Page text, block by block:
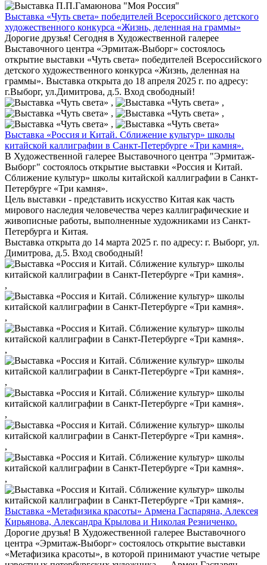
Выставка «Чуть света» победителей Всероссийского детского
художественного конкурса «Жизнь, деленная на граммы»
Дорогие друзья! Сегодня в Художественной галерее
Выставочного центра «Эрмитаж-Выборг» состоялось
открытие выставки «Чуть света» победителей Всероссийского
детского художественного конкурса «Жизнь, деленная на
граммы». Выставка открыта до 18 апреля 2025 г. по адресу:
г.Выборг, ул.Димитрова, д.5. Вход свободный!
,
,
,
,
,
Выставка «Россия и Китай. Сближение культур» школы
китайской каллиграфии в Санкт-Петербурге «Три камня».
В Художественной галерее Выставочного центра "Эрмитаж-
Выборг" состоялось открытие выставки «Россия и Китай.
Сближение культур» школы китайской каллиграфии в Санкт-
Петербурге «Три камня».
Цель выставки - представить искусство Китая как часть
мирового наследия человечества через каллиграфические и
живописные работы, выполненные художниками из Санкт-
Петербурга и Китая.
Выставка открыта до 14 марта 2025 г. по адресу: г. Выборг, ул.
Димитрова, д.5. Вход свободный!
,
,
,
,
,
,
,
Выставка «Метафизика красоты» Армена Гаспаряна, Алексея
Кирьянова, Александра Крылова и Николая Резниченко.
Дорогие друзья! В Художественной галерее Выставочного
центра «Эрмитаж-Выборг» состоялось открытие выставки
«Метафизика красоты», в которой принимают участие четыре